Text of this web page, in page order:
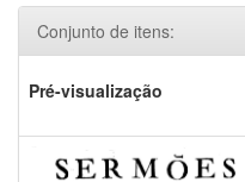
Conjunto de itens:
Pré-visualização